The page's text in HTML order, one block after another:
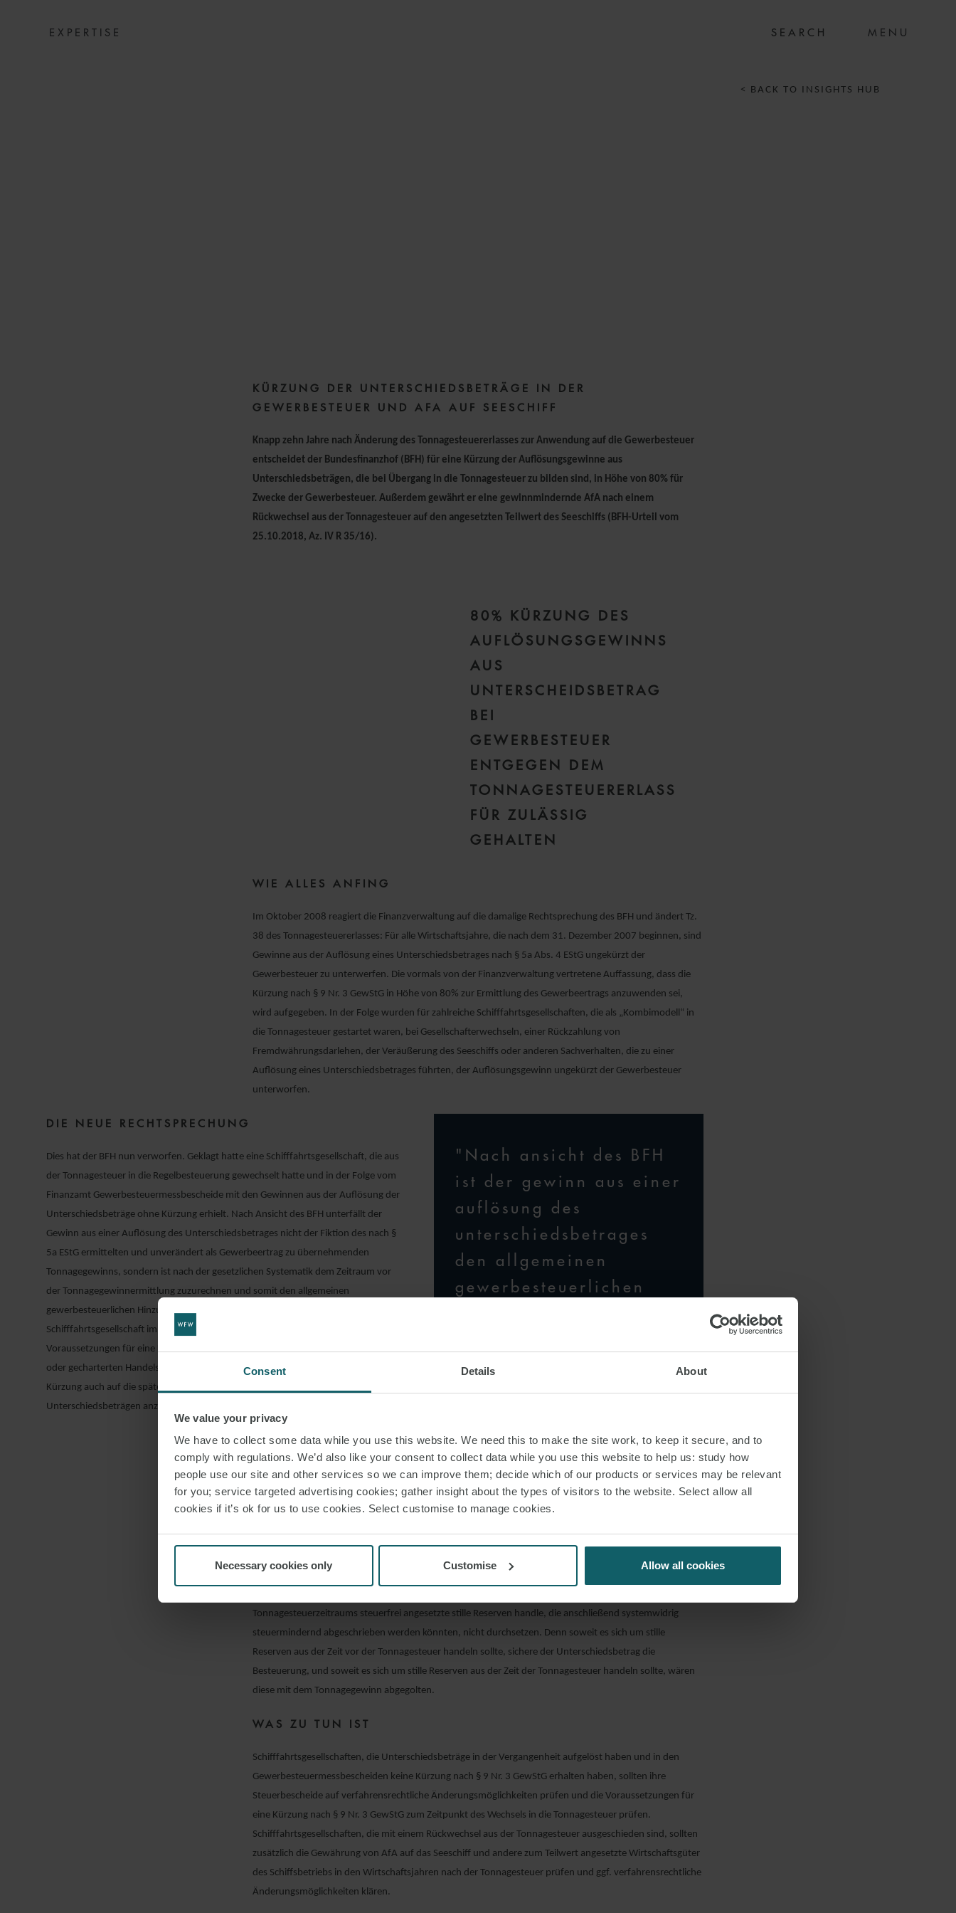
Consent Details About
We value your privacy
We have to collect some data while you use this website. We need this to make the site work, to keep it secure, and to
comply with regulations. We’d also like your consent to collect data while you use this website to help us: study how
people use our site and other services so we can improve them; decide which of our products or services may be relevant
for you; service targeted advertising cookies; gather insight about the types of visitors to the website. Select allow all
cookies if it’s ok for us to use cookies. Select customise to manage cookies.
Necessary cookies only Customise Allow all cookies
EXPERTISE MENU
KÜRZUNG DER UNTERSCHIEDSBETRÄGE IN DER
GEWERBESTEUER UND AFA AUF SEESCHIFF
Knapp zehn Jahre nach Änderung des Tonnagesteuererlasses zur Anwendung auf die Gewerbesteuer
entscheidet der Bundesfinanzhof (BFH) für eine Kürzung der Auflösungsgewinne aus
Unterschiedsbeträgen, die bei Übergang in die Tonnagesteuer zu bilden sind, in Höhe von 80% für
Zwecke der Gewerbesteuer. Außerdem gewährt er eine gewinnmindernde AfA nach einem
Rückwechsel aus der Tonnagesteuer auf den angesetzten Teilwert des Seeschiffs (BFH-Urteil vom
25.10.2018, Az. IV R 35/16).
80% KÜRZUNG DES
AUFLÖSUNGSGEWINNS
AUS
UNTERSCHEIDSBETRAG
BEI
GEWERBESTEUER
ENTGEGEN DEM
TONNAGESTEUERERLASS
FÜR ZULÄSSIG
GEHALTEN
WIE ALLES ANFING
Im Oktober 2008 reagiert die Finanzverwaltung auf die damalige Rechtsprechung des BFH und ändert Tz.
38 des Tonnagesteuererlasses: Für alle Wirtschaftsjahre, die nach dem 31. Dezember 2007 beginnen, sind
Gewinne aus der Auflösung eines Unterschiedsbetrages nach § 5a Abs. 4 EStG ungekürzt der
Gewerbesteuer zu unterwerfen. Die vormals von der Finanzverwaltung vertretene Auffassung, dass die
Kürzung nach § 9 Nr. 3 GewStG in Höhe von 80% zur Ermittlung des Gewerbeertrags anzuwenden sei,
wird aufgegeben. In der Folge wurden für zahlreiche Schifffahrtsgesellschaften, die als „Kombimodell“ in
die Tonnagesteuer gestartet waren, bei Gesellschafterwechseln, einer Rückzahlung von
Fremdwährungsdarlehen, der Veräußerung des Seeschiffs oder anderen Sachverhalten, die zu einer
Auflösung eines Unterschiedsbetrages führten, der Auflösungsgewinn ungekürzt der Gewerbesteuer
unterworfen.
"Nach ansicht des BFH
ist der gewinn aus einer
auflösung des
unterschiedsbetrages
den allgemeinen
gewerbesteuerlichen
unterwerfen"
DIE NEUE RECHTSPRECHUNG
Dies hat der BFH nun verworfen. Geklagt hatte eine Schifffahrtsgesellschaft, die aus
der Tonnagesteuer in die Regelbesteuerung gewechselt hatte und in der Folge vom
Finanzamt Gewerbesteuermessbescheide mit den Gewinnen aus der Auflösung der
Unterschiedsbeträge ohne Kürzung erhielt. Nach Ansicht des BFH unterfällt der
Gewinn aus einer Auflösung des Unterschiedsbetrages nicht der Fiktion des nach §
5a EStG ermittelten und unverändert als Gewerbeertrag zu übernehmenden
Tonnagegewinns, sondern ist nach der gesetzlichen Systematik dem Zeitraum vor
der Tonnagegewinnermittlung zuzurechnen und somit den allgemeinen
gewerbesteuerlichen Hinzurechnungen und Kürzungen zu unterwerfen. Soweit die
Schifffahrtsgesellschaft im Zeitpunkt des Übergangs in die Tonnagesteuer die
Voraussetzungen für eine Kürzung nach § 9 Nr. 3 GewStG (d.h. Betrieb von eigenen
oder gecharterten Handelsschiffen im internationalen Verkehr) erfüllt, ist die 80%-
Kürzung auch auf die späteren Hinzurechnungen aus der Auflösung von
Unterschiedsbeträgen anzuwenden.
Weiterhin hat der BFH die zweite Streitfrage dahingehend entschieden, dass die beim Rückwechsel aus der
Tonnagesteuer in die allgemeine Gewinnermittlung anzusetzenden Teilwerte der unmittelbar dem
nachfolgenden Wirtschaftsjahren steuermindernd abzuschreiben sind. Gleichzeitig mindert der mit der
EStG- Konten.
Tonnagesteuerzeitraums steuerfrei angesetzte stille Reserven handle, die anschließend systemwidrig
steuermindernd abgeschrieben werden könnten, nicht durchsetzen. Denn soweit es sich um stille
Reserven aus der Zeit vor der Tonnagesteuer handeln sollte, sichere der Unterschiedsbetrag die
Besteuerung, und soweit es sich um stille Reserven aus der Zeit der Tonnagesteuer handeln sollte, wären
diese mit dem Tonnagegewinn abgegolten.
WAS ZU TUN IST
Schifffahrtsgesellschaften, die Unterschiedsbeträge in der Vergangenheit aufgelöst haben und in den
Gewerbesteuermessbescheiden keine Kürzung nach § 9 Nr. 3 GewStG erhalten haben, sollten ihre
Steuerbescheide auf verfahrensrechtliche Änderungsmöglichkeiten prüfen und die Voraussetzungen für
eine Kürzung nach § 9 Nr. 3 GewStG zum Zeitpunkt des Wechsels in die Tonnagesteuer prüfen.
Schifffahrtsgesellschaften, die mit einem Rückwechsel aus der Tonnagesteuer ausgeschieden sind, sollten
zusätzlich die Gewährung von AfA auf das Seeschiff und andere zum Teilwert angesetzte Wirtschaftsgüter
des Schiffsbetriebs in den Wirtschaftsjahren nach der Tonnagesteuer prüfen und ggf. verfahrensrechtliche
Änderungsmöglichkeiten klären.
< BACK TO INSIGHTS HUB